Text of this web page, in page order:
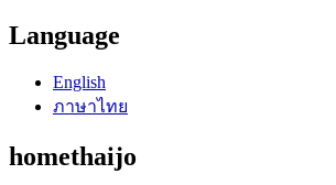
Language
English
ภาษาไทย
homethaijo